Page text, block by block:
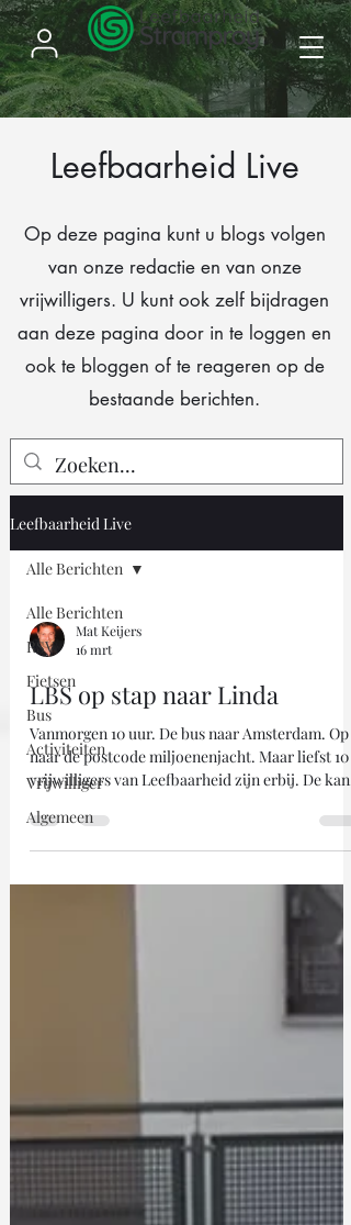
Leefbaarheid Live
Op deze pagina kunt u blogs volgen
van onze redactie en van onze
vrijwilligers. U kunt ook zelf bijdragen
aan deze pagina door in te loggen en
ook te bloggen of te reageren op de
bestaande berichten.
Leefbaarheid Live
Alle Berichten
RSV
Fietsen
Bus
Activiteiten
Vrijwilliger
Algemeen
Alle Berichten
Mat Keijers
16 mrt
LBS op stap naar Linda
Vanmorgen 10 uur. De bus naar Amsterdam. Op
naar de postcode miljoenenjacht. Maar liefst 10
vrijwilligers van Leefbaarheid zijn erbij. De kans
aanwezig… wie weet. Onze penningmeester René
doet met het rondje niet mee… de kinderen